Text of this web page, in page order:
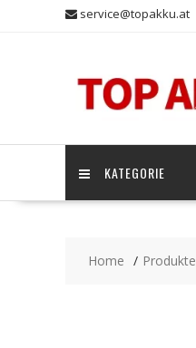
service@topakku.at
KATEGORIE
Home Produkte